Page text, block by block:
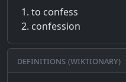
to confess
confession
Definitions (Wiktionary)